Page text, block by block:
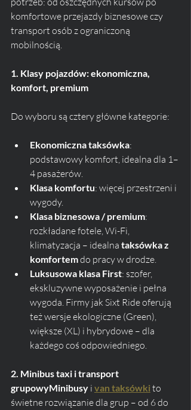
komfortowe przejazdy biznesowe czy
transport osób z ograniczoną
mobilnością.
1. Klasy pojazdów: ekonomiczna,
komfort, premium
Do wyboru są cztery główne kategorie:
Ekonomiczna taksówka:
podstawowy komfort, idealna dla 1–
4 pasażerów.
Klasa komfortu: więcej przestrzeni i
wygody.
Klasa biznesowa / premium:
rozkładane fotele, Wi-Fi,
klimatyzacja – idealna taksówka z
komfortem do pracy w drodze.
Luksusowa klasa First: szofer,
ekskluzywne wyposażenie i pełna
wygoda. Firmy jak Sixt Ride oferują
też wersje ekologiczne (Green),
większe (XL) i hybrydowe – dla
każdego coś odpowiedniego.
2. Minibus taxi i transport
grupowyMinibusy i van taksówki to
świetne rozwiązanie dla grup – od 6 do